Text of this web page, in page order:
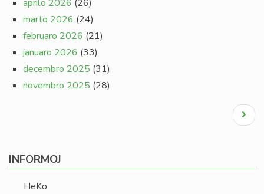
aprilo 2026 (26)
marto 2026 (24)
februaro 2026 (21)
januaro 2026 (33)
decembro 2025 (31)
novembro 2025 (28)
Next
page
INFORMOJ
HeKo